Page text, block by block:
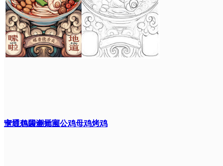
室红包袋金元宝
卡通鸡国潮插画公鸡母鸡烤鸡